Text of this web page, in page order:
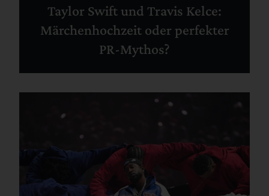
Taylor Swift und Travis Kelce:
Märchenhochzeit oder perfekter
PR-Mythos?